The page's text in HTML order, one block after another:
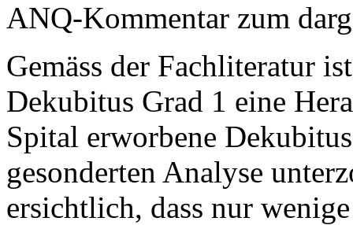
ANQ-Kommentar zum
Gemäss der Fachliteratur
Dekubitus Grad 1 eine
Spital erworbene
gesonderten Analyse
ersichtlich, dass nur